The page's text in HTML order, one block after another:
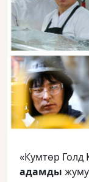
«Кумтөр Голд
адамды